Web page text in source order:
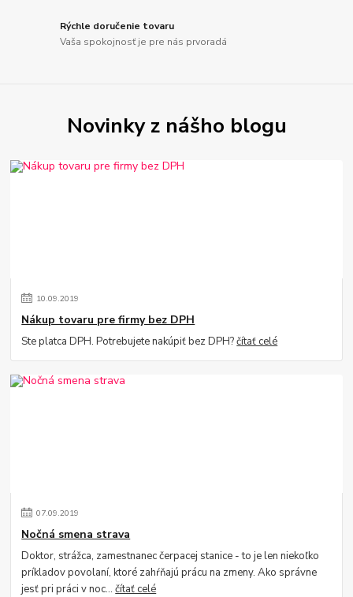
Rýchle doručenie tovaru
Vaša spokojnosť je pre nás prvoradá
Novinky z nášho blogu
10.09.2019
Nákup tovaru pre firmy bez DPH
Ste platca DPH. Potrebujete nakúpiť bez DPH?čítať celé
07.09.2019
Nočná smena strava
Doktor, strážca, zamestnanec čerpacej stanice - to je len niekoľko
príkladov povolaní, ktoré zahŕňajú prácu na zmeny. Ako správne
jesť pri práci v noc...čítať celé